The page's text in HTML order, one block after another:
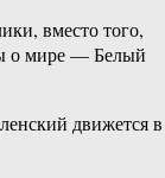
вместо того,
о мире — Белый
движется в